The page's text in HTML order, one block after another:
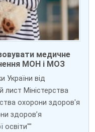
медичне
МОН і МОЗ
України від
Міністерства
охорони здоров'я
здоров’я
освіти""